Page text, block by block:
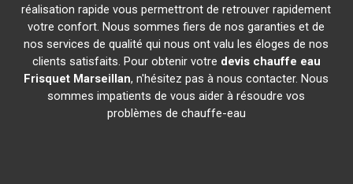
réalisation rapide vous permettront de retrouver rapidement
votre confort. Nous sommes fiers de nos garanties et de
nos services de qualité qui nous ont valu les éloges de nos
clients satisfaits. Pour obtenir votre devis chauffe eau
Frisquet Marseillan, n'hésitez pas à nous contacter. Nous
sommes impatients de vous aider à résoudre vos
problèmes de chauffe-eau